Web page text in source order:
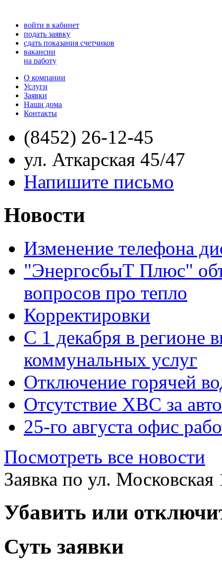
войти в кабинет
подать заявку
сдать показания счетчиков
вакансии
на работу
О компании
Услуги
Заявки
Наши дома
Контакты
(8452) 26-12-45
ул. Аткарская 45/47
Напишите письмо
Новости
Изменение телефона
"ЭнергосбыТ Плюс"
вопросов про тепло
Корректировки
С 1 декабря в регионе
коммунальных услуг
Отключение горячей
Отсутствие ХВС за
25-го августа офис
Посмотреть все новости
Заявка по ул. Московская
Убавить или
Суть заявки